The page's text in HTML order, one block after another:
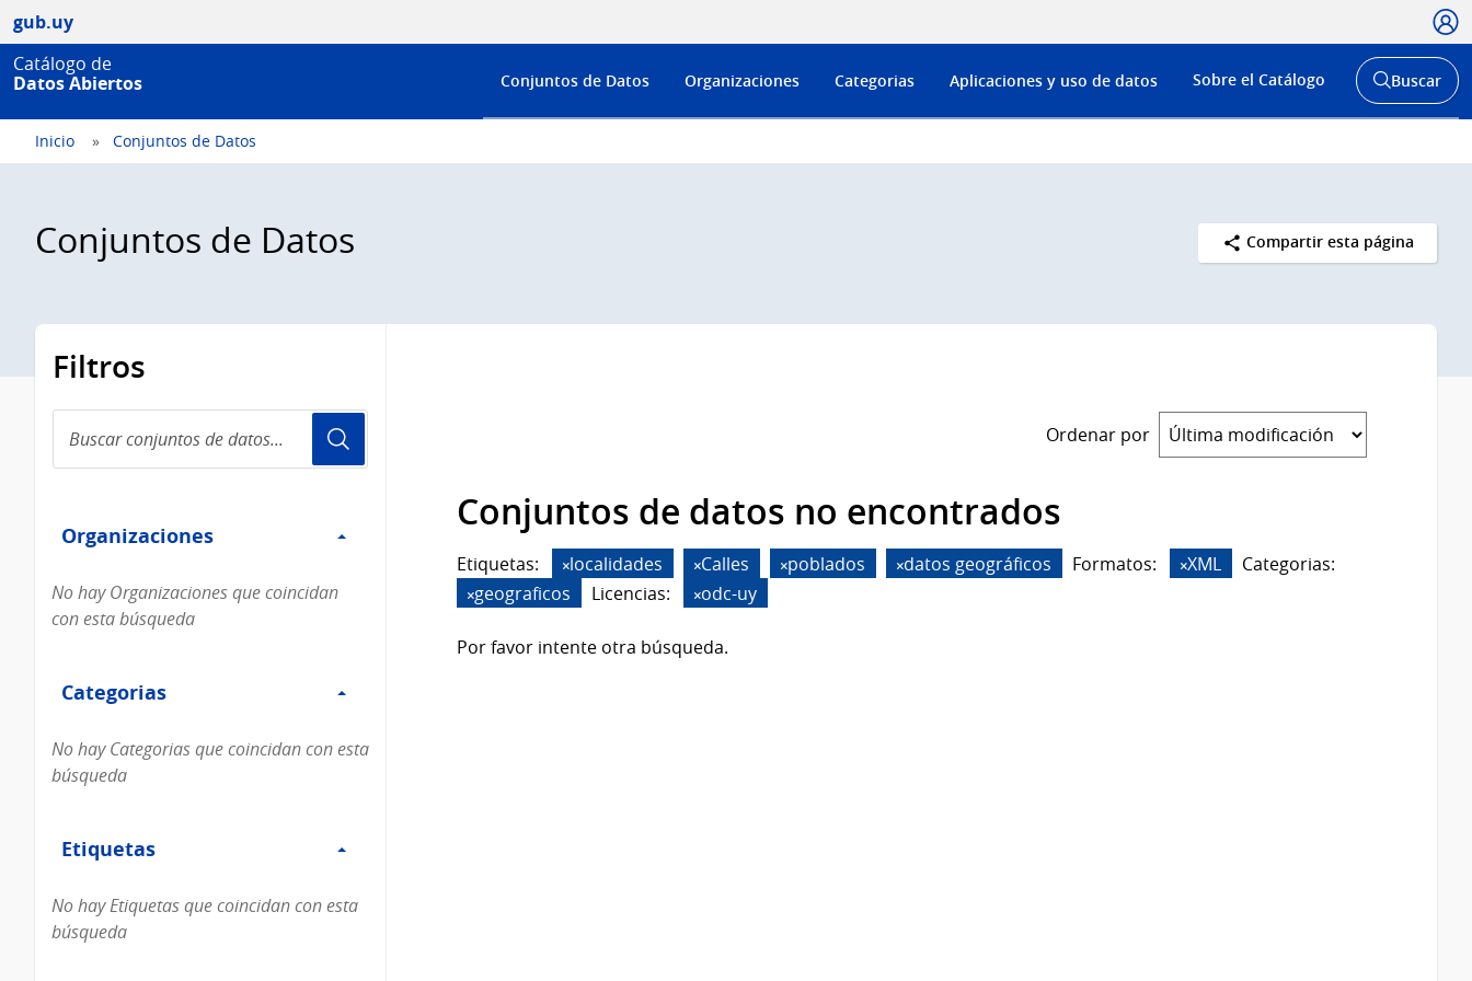
gub.uy
Catálogo de
Datos Abiertos
Menú
de
Conjuntos de Datos Organizaciones Categorias Aplicaciones y uso de datos Sobre el Catálogo
Abrir
buscador
Buscar
Inicio Conjuntos de Datos
Conjuntos de Datos Compartir esta página
Filtros
conjuntos
de
Organizaciones
Organizaciones
No hay Organizaciones que coincidan
con esta búsqueda
Categorias
Categorias
No hay Categorias que coincidan con esta
búsqueda
Etiquetas
Etiquetas
No hay Etiquetas que coincidan con esta
búsqueda
Ordenar por
Conjuntos de datos no encontrados
Etiquetas: localidades Calles poblados datos geográficos Formatos: XML
Categorias:
geograficos
Licencias: odc-uy
Por favor intente otra búsqueda.